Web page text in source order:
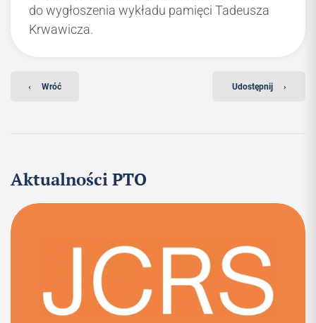
do wygłoszenia wykładu pamięci Tadeusza
Krwawicza.
‹ Wróć Udostępnij ›
Aktualności PTO